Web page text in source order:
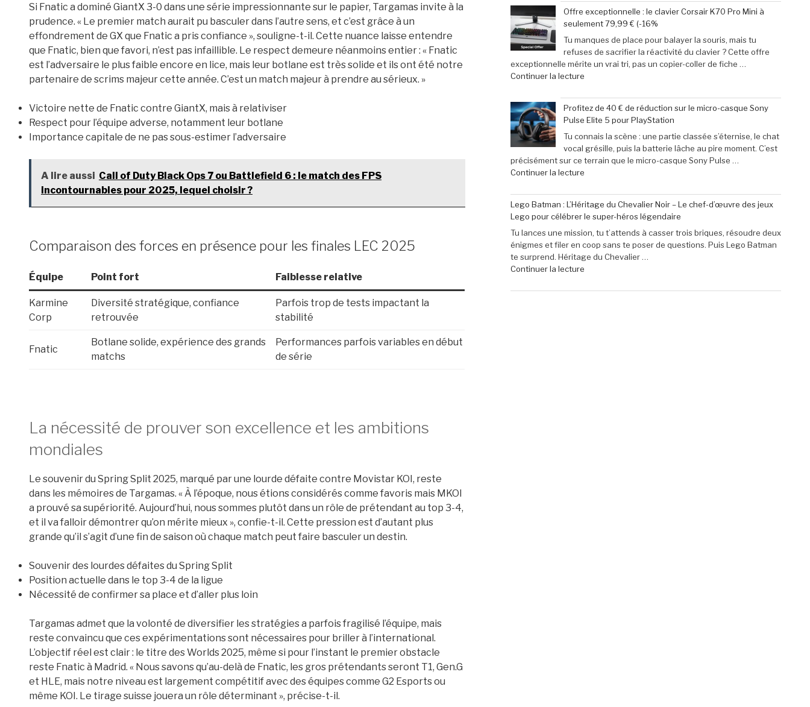
Si Fnatic a dominé GiantX 3-0 dans une série impressionnante sur le papier, Targamas invite à la
prudence. « Le premier match aurait pu basculer dans l’autre sens, et c’est grâce à un
effondrement de GX que Fnatic a pris confiance », souligne-t-il. Cette nuance laisse entendre
que Fnatic, bien que favori, n’est pas infaillible. Le respect demeure néanmoins entier : « Fnatic
est l’adversaire le plus faible encore en lice, mais leur botlane est très solide et ils ont été notre
partenaire de scrims majeur cette année. C’est un match majeur à prendre au sérieux. »
Victoire nette de Fnatic contre GiantX, mais à relativiser
Respect pour l’équipe adverse, notamment leur botlane
Importance capitale de ne pas sous-estimer l’adversaire
A lire aussi Call of Duty Black Ops 7 ou Battlefield 6 : le match des FPS
incontournables pour 2025, lequel choisir ?
Comparaison des forces en présence pour les finales LEC 2025
Équipe Point fort Faiblesse relative
Karmine
Corp
Diversité stratégique, confiance
retrouvée
Parfois trop de tests impactant la
stabilité
Fnatic
Botlane solide, expérience des grands
matchs
Performances parfois variables en début
de série
La nécessité de prouver son excellence et les ambitions
mondiales
Le souvenir du Spring Split 2025, marqué par une lourde défaite contre Movistar KOI, reste
dans les mémoires de Targamas. « À l’époque, nous étions considérés comme favoris mais MKOI
a prouvé sa supériorité. Aujourd’hui, nous sommes plutôt dans un rôle de prétendant au top 3-4,
et il va falloir démontrer qu’on mérite mieux », confie-t-il. Cette pression est d’autant plus
grande qu’il s’agit d’une fin de saison où chaque match peut faire basculer un destin.
Souvenir des lourdes défaites du Spring Split
Position actuelle dans le top 3-4 de la ligue
Nécessité de confirmer sa place et d’aller plus loin
Targamas admet que la volonté de diversifier les stratégies a parfois fragilisé l’équipe, mais
reste convaincu que ces expérimentations sont nécessaires pour briller à l’international.
L’objectif réel est clair : le titre des Worlds 2025, même si pour l’instant le premier obstacle
reste Fnatic à Madrid. « Nous savons qu’au-delà de Fnatic, les gros prétendants seront T1, Gen.G
et HLE, mais notre niveau est largement compétitif avec des équipes comme G2 Esports ou
même KOI. Le tirage suisse jouera un rôle déterminant », précise-t-il.
pimenter
votre
week-
end »
vidéo
:
Le
calendrier
incontournable
des
nouveautés
ne
pas
manquer
en
juin
2026 »
Offre exceptionnelle : le clavier Corsair K70 Pro Mini à
seulement 79,99 € (-16%
Tu manques de place pour balayer la souris, mais tu
refuses de sacrifier la réactivité du clavier ? Cette offre
exceptionnelle mérite un vrai tri, pas un copier-coller de fiche …
Continuer la lecturede
exceptionnelle
:
le
clavier
Corsair
K70
Pro
à
seulement
79,99
€
(-16% »
Profitez de 40 € de réduction sur le micro-casque Sony
Pulse Elite 5 pour PlayStation
Tu connais la scène : une partie classée s’éternise, le chat
vocal grésille, puis la batterie lâche au pire moment. C’est
précisément sur ce terrain que le micro-casque Sony Pulse …
Continuer la lecturede
de
40
€
de
réduction
sur
le
casque
Lego Batman : L’Héritage du Chevalier Noir – Le chef-d’œuvre des jeux
Lego pour célébrer le super-héros légendaire
Tu lances une mission, tu t’attends à casser trois briques, résoudre deux
énigmes et filer en coop sans te poser de questions. Puis Lego Batman
te surprend. Héritage du Chevalier …
Continuer la lecturede
Batman